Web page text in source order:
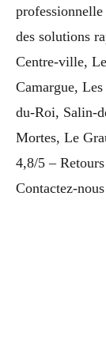
des solutions
Centre-ville,
Camargue,
du-Roi, Salin-
Mortes, Le
4,8/5 –
Contactez-